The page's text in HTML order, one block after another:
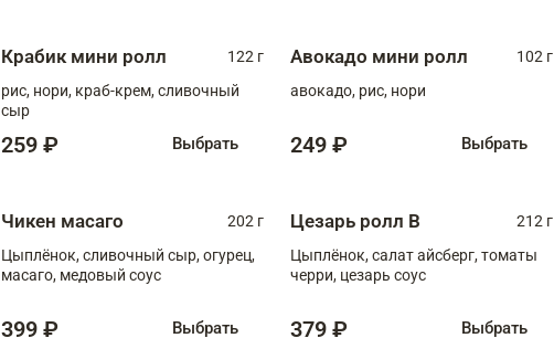
Крабик мини ролл
122 г
рис, нори, краб-крем, сливочный
сыр
259 ₽ Выбрать
Авокадо мини ролл
102 г
авокадо, рис, нори
249 ₽ Выбрать
Чикен масаго
202 г
Цыплёнок, сливочный сыр, огурец,
масаго, медовый соус
399 ₽ Выбрать
Цезарь ролл В
212 г
Цыплёнок, салат айсберг, томаты
черри, цезарь соус
379 ₽ Выбрать